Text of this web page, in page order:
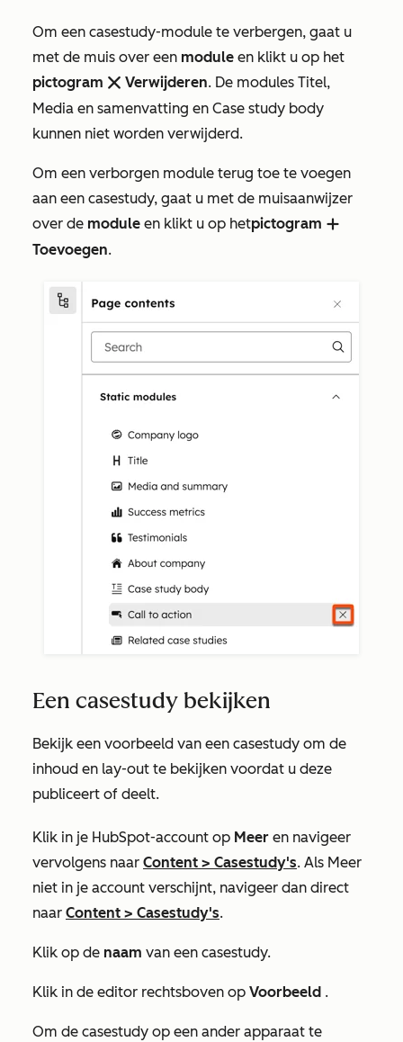
Om een casestudy-module te verbergen, gaat u
met de muis over een module en klikt u op het
pictogram remove Verwijderen. De modules Titel,
Media en samenvatting en Case study body
kunnen niet worden verwijderd.
Om een verborgen module terug toe te voegen
aan een casestudy, gaat u met de muisaanwijzer
over de module en klikt u op hetpictogram add
Toevoegen.
Een casestudy bekijken
Bekijk een voorbeeld van een casestudy om de
inhoud en lay-out te bekijken voordat u deze
publiceert of deelt.
Klik in je HubSpot-account op Meer en navigeer
vervolgens naar Content > Casestudy's. Als Meer
niet in je account verschijnt, navigeer dan direct
naar Content > Casestudy's.
Klik op de naam van een casestudy.
Klik in de editor rechtsboven op Voorbeeld .
Om de casestudy op een ander apparaat te